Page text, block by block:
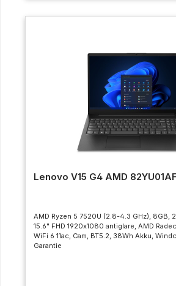
Lenovo V15 G4 AMD
AMD Ryzen 5 7520U (2.8-4.3 GHz), 8GB,
15.6" FHD 1920x1080 antiglare, AMD
WiFi 6 11ac, Cam, BT5.2, 38Wh Akku,
Garantie